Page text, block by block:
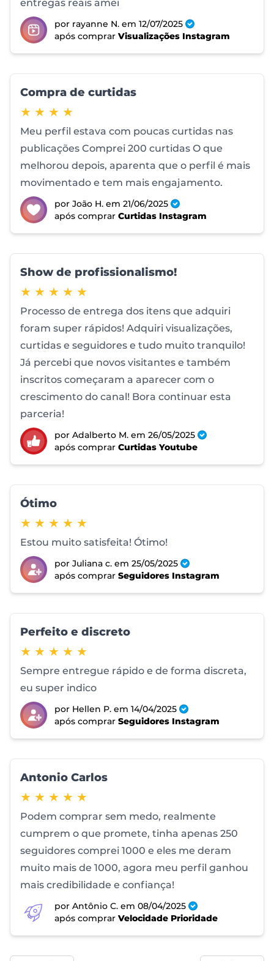
entregas reais amei
por rayanne N. em 12/07/2025
após comprar Visualizações Instagram
Compra de curtidas
★ ★ ★ ★
4 de 5 estrelas
Meu perfil estava com poucas curtidas nas
publicações Comprei 200 curtidas O que
melhorou depois, aparenta que o perfil é mais
movimentado e tem mais engajamento.
por João H. em 21/06/2025
após comprar Curtidas Instagram
Show de profissionalismo!
★ ★ ★ ★ ★
5 de 5 estrelas
Processo de entrega dos itens que adquiri
foram super rápidos! Adquiri visualizações,
curtidas e seguidores e tudo muito tranquilo!
Já percebi que novos visitantes e também
inscritos começaram a aparecer com o
crescimento do canal! Bora continuar esta
parceria!
por Adalberto M. em 26/05/2025
após comprar Curtidas Youtube
Ótimo
★ ★ ★ ★ ★
5 de 5 estrelas
Estou muito satisfeita! Ótimo!
por Juliana c. em 25/05/2025
após comprar Seguidores Instagram
Perfeito e discreto
★ ★ ★ ★ ★
5 de 5 estrelas
Sempre entregue rápido e de forma discreta,
eu super indico
por Hellen P. em 14/04/2025
após comprar Seguidores Instagram
Antonio Carlos
★ ★ ★ ★ ★
5 de 5 estrelas
Podem comprar sem medo, realmente
cumprem o que promete, tinha apenas 250
seguidores comprei 1000 e eles me deram
muito mais de 1000, agora meu perfil ganhou
mais credibilidade e confiança!
por Antônio C. em 08/04/2025
após comprar Velocidade Prioridade